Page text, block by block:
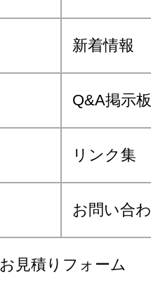
新着情報
Q&A掲示板
リンク集
お問い合
お見積りフォーム